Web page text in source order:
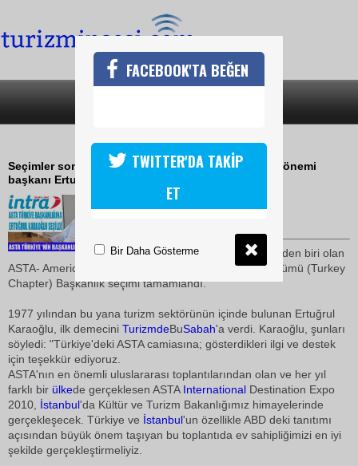
ASTA TÜRKİYE BAŞKANI KARAOĞLU
Seçimler sonucunda ASTA Türkiye'nin 2009-2011 dönemi
başkanı Ertuğrul Karaoğlu seçildi
24 Temmuz 2009 / 00:33
Dünyanın en büyük birliklerinden biri olan
ASTA- American Society Of Travel Agents- Türkiye Bölümü (Turkey
Chapter) Başkanlık seçimi tamamlandı.
1977 yılından bu yana turizm sektörünün içinde bulunan Ertuğrul
Karaoğlu, ilk demecini TurizmdeBuSabah'a verdi. Karaoğlu, şunları
söyledi: "Türkiye'deki ASTA camiasına; gösterdikleri ilgi ve destek
için teşekkür ediyoruz.
ASTA'nın en önemli uluslararası toplantılarından olan ve her yıl
farklı bir ülkede gerçeklesen ASTA International Destination Expo
2010, İstanbul'da Kültür ve Turizm Bakanlığımız himayelerinde
gerçekleşecek. Türkiye ve İstanbul'un özellikle ABD deki tanıtımı
açısından büyük önem taşıyan bu toplantıda ev sahipliğimizi en iyi
şekilde gerçekleştirmeliyiz.
FACEBOOK'TA BEĞEN
TWITTER'DA TAKİP
ET
Bir Daha Gösterme